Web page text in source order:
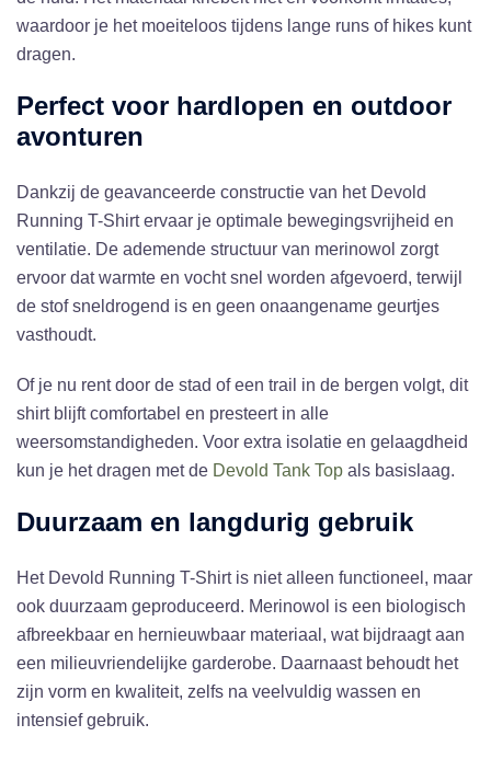
waardoor je het moeiteloos tijdens lange runs of hikes kunt
dragen.
Perfect voor hardlopen en outdoor
avonturen
Dankzij de geavanceerde constructie van het Devold
Running T-Shirt ervaar je optimale bewegingsvrijheid en
ventilatie. De ademende structuur van merinowol zorgt
ervoor dat warmte en vocht snel worden afgevoerd, terwijl
de stof sneldrogend is en geen onaangename geurtjes
vasthoudt.
Of je nu rent door de stad of een trail in de bergen volgt, dit
shirt blijft comfortabel en presteert in alle
weersomstandigheden. Voor extra isolatie en gelaagdheid
kun je het dragen met de Devold Tank Top als basislaag.
Duurzaam en langdurig gebruik
Het Devold Running T-Shirt is niet alleen functioneel, maar
ook duurzaam geproduceerd. Merinowol is een biologisch
afbreekbaar en hernieuwbaar materiaal, wat bijdraagt aan
een milieuvriendelijke garderobe. Daarnaast behoudt het
zijn vorm en kwaliteit, zelfs na veelvuldig wassen en
intensief gebruik.